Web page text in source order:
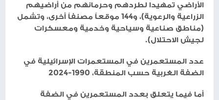
الأراضي تمهيدا لطردهم وحرمانهم من أراضيهم
الزراعية والرعوية)، و144 موقعاً مصنفاً أخرى، وتشمل
(مناطق صناعية وسياحية وخدمية ومعسكرات
لجيش الاحتلال).
عدد المستعمرين في المستعمرات الإسرائيلية في
الضفة الغربية حسب المنطقة، 1990-2024
أما فيما يتعلق بعدد المستعمرين في الضفة